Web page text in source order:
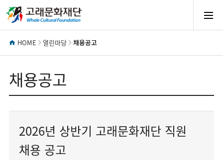
모
HOME 열린마당 채용공고
채용공고
2026년 상반기 고래문화재단 직원
채용 공고